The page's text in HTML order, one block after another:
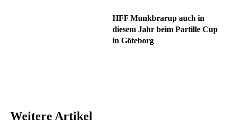
HFF Munkbrarup auch in
diesem Jahr beim Partille Cup
in Göteborg
Weitere Artikel